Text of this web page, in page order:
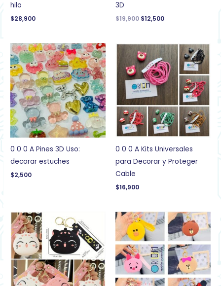
hilo
$28,900
3D
$19,900 $12,500
0 0 0 A Pines 3D Uso:
decorar estuches
$2,500
0 0 0 A Kits Universales
para Decorar y Proteger
Cable
$16,900